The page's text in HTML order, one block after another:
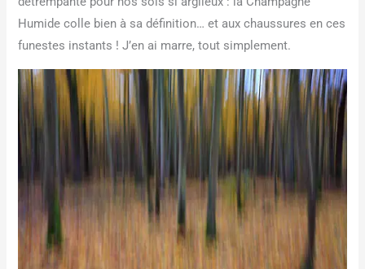
Humide colle bien à sa définition… et aux chaussures en ces
funestes instants ! J’en ai marre, tout simplement.